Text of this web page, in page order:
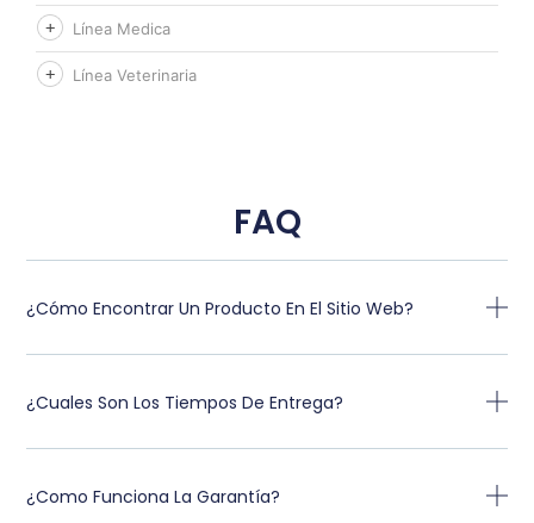
Línea Medica
Línea Veterinaria
FAQ
¿Cómo Encontrar Un Producto En El Sitio Web?
¿Cuales Son Los Tiempos De Entrega?
¿Como Funciona La Garantía?